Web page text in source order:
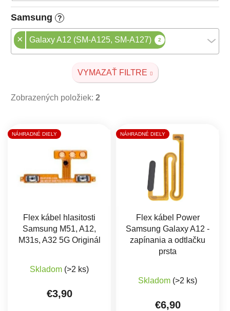
Samsung ?
× Galaxy A12 (SM-A125, SM-A127) 2
VYMAZAŤ FILTRE
Zobrazených položiek: 2
Výpis produktov
NÁHRADNÉ DIELY
Flex kábel hlasitosti
Samsung M51, A12,
M31s, A32 5G Originál
Skladom (>2 ks)
€3,90
NÁHRADNÉ DIELY
Flex kábel Power
Samsung Galaxy A12 -
zapínania a odtlačku
prsta
Skladom (>2 ks)
€6,90